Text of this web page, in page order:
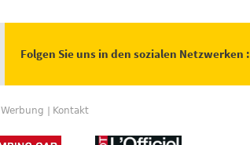
Folgen Sie uns in den sozialen Netzwerken :
Werbung Kontakt